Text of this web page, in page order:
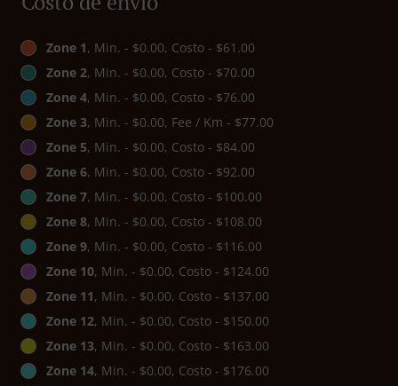
Zone 1, Min. - $0.00, Costo - $61.00
Zone 2, Min. - $0.00, Costo - $70.00
Zone 4, Min. - $0.00, Costo - $76.00
Zone 3, Min. - $0.00, Fee / Km - $77.00
Zone 5, Min. - $0.00, Costo - $84.00
Zone 6, Min. - $0.00, Costo - $92.00
Zone 7, Min. - $0.00, Costo - $100.00
Zone 8, Min. - $0.00, Costo - $108.00
Zone 9, Min. - $0.00, Costo - $116.00
Zone 10, Min. - $0.00, Costo - $124.00
Zone 11, Min. - $0.00, Costo - $137.00
Zone 12, Min. - $0.00, Costo - $150.00
Zone 13, Min. - $0.00, Costo - $163.00
Zone 14, Min. - $0.00, Costo - $176.00